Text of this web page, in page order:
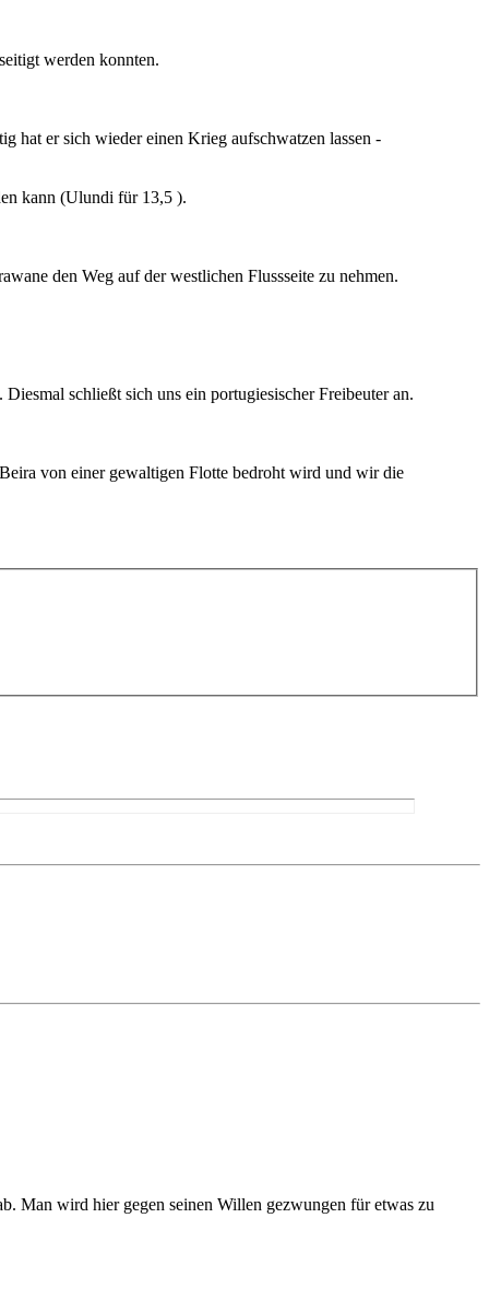
werden konnten.
hat er sich wieder einen Krieg aufschwatzen lassen -
kann (Ulundi für 13,5 ).
den Weg auf der westlichen Flussseite zu nehmen.
schließt sich uns ein portugiesischer Freibeuter an.
von einer gewaltigen Flotte bedroht wird und wir die
Man wird hier gegen seinen Willen gezwungen für etwas zu